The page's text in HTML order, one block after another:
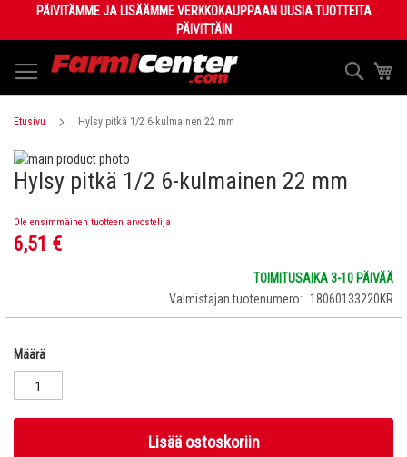
Content
PÄIVITÄMME JA LISÄÄMME VERKKOKAUPPAAN UUSIA TUOTTEITA
PÄIVITTÄIN
Haku
Etusivu Hylsy pitkä 1/2 6-kulmainen 22 mm
Skip
to
the
Skip
of
Hylsy pitkä 1/2 6-kulmainen 22 mm
Ole ensimmäinen tuotteen arvostelija
6,51 €
TOIMITUSAIKA 3-10 PÄIVÄÄ
Valmistajan tuotenumero
18060133220KR
Määrä
Lisää ostoskoriin